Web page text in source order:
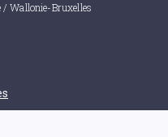
/ Wallonie-Bruxelles